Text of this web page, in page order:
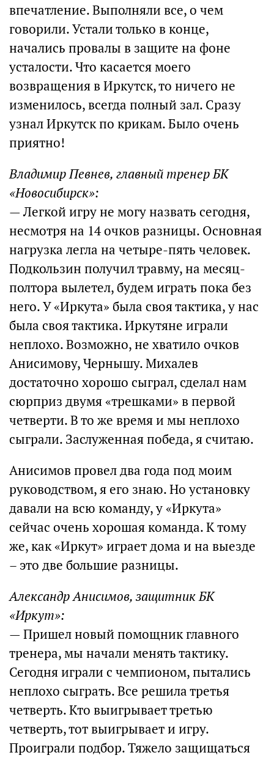
впечатление. Выполняли все, о чем
говорили. Устали только в конце,
начались провалы в защите на фоне
усталости. Что касается моего
возвращения в Иркутск, то ничего не
изменилось, всегда полный зал. Сразу
узнал Иркутск по крикам. Было очень
приятно!
Владимир Певнев, главный тренер БК
«Новосибирск»:
— Легкой игру не могу назвать сегодня,
несмотря на 14 очков разницы. Основная
нагрузка легла на четыре-пять человек.
Подкользин получил травму, на месяц-
полтора вылетел, будем играть пока без
него. У «Иркута» была своя тактика, у нас
была своя тактика. Иркутяне играли
неплохо. Возможно, не хватило очков
Анисимову, Чернышу. Михалев
достаточно хорошо сыграл, сделал нам
сюрприз двумя «трешками» в первой
четверти. В то же время и мы неплохо
сыграли. Заслуженная победа, я считаю.
Анисимов провел два года под моим
руководством, я его знаю. Но установку
давали на всю команду, у «Иркута»
сейчас очень хорошая команда. К тому
же, как «Иркут» играет дома и на выезде
– это две большие разницы.
Александр Анисимов, защитник БК
«Иркут»:
— Пришел новый помощник главного
тренера, мы начали менять тактику.
Сегодня играли с чемпионом, пытались
неплохо сыграть. Все решила третья
четверть. Кто выигрывает третью
четверть, тот выигрывает и игру.
Проиграли подбор. Тяжело защищаться